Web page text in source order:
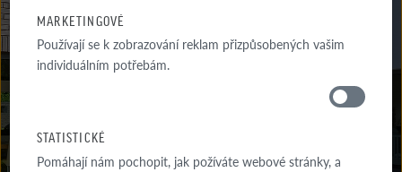
MARKETINGOVÉ
Používají se k zobrazování reklam přizpůsobených vašim
individuálním potřebám.
STATISTICKÉ
Pomáhají nám pochopit, jak požíváte webové stránky, a